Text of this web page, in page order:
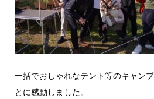
一括でおしゃれなテント等のキャン
とに感動しました。